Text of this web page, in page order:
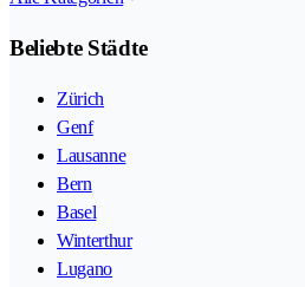
Beliebte Städte
Zürich
Genf
Lausanne
Bern
Basel
Winterthur
Lugano